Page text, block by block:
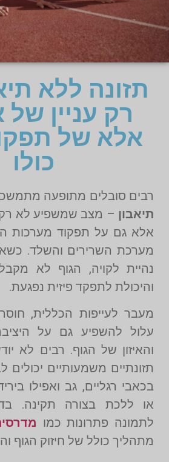
תזונה ללא
רק עניין של
אלא של
כולו
רבים סובלים מתופעה
תיאבון – מצב שמשפיע לא רק
אלא גם על תפקוד מערכות
מערכת השרירים והשלד.
נהיית לקויה, הגוף לא
והיכולת לתפקד פיזית נפגעת.
מעבר לעייפות הכללית,
עלול להשפיע גם על
והאיזון של הגוף. רבים לא
תזונתיים משמעותיים יכולים
בכאבי רגליים, גב ואפילו
או ללכת בצורה תקינה.
לתמונה פתרונות כמו
מתהליך כולל של חיזוק הגוף